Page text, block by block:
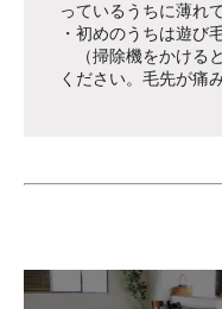
っているうちに薄れ
・初めのうちは遊び
（掃除機をかける
ください。毛先が痛